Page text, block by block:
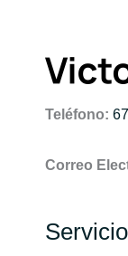
Teléfono:
Correo